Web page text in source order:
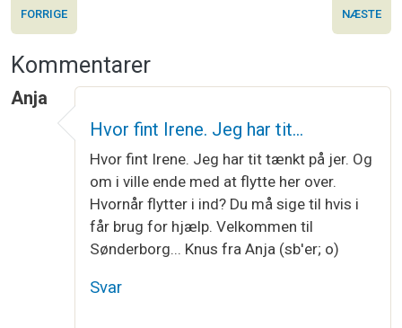
FORRIGE NÆSTE
Kommentarer
Anja
Hvor fint Irene. Jeg har tit…
Hvor fint Irene. Jeg har tit tænkt på jer. Og
om i ville ende med at flytte her over.
Hvornår flytter i ind? Du må sige til hvis i
får brug for hjælp. Velkommen til
Sønderborg... Knus fra Anja (sb'er; o)
Svar